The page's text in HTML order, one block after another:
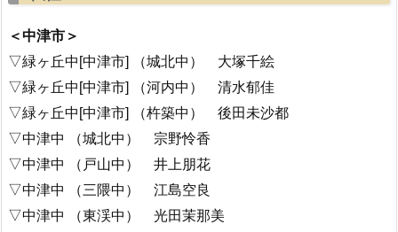
＜中津市＞
▽緑ヶ丘中[中津市] （城北中） 大塚千絵
▽緑ヶ丘中[中津市] （河内中） 清水郁佳
▽緑ヶ丘中[中津市] （杵築中） 後田未沙都
▽中津中 （城北中） 宗野怜香
▽中津中 （戸山中） 井上朋花
▽中津中 （三隈中） 江島空良
▽中津中 （東渓中） 光田茉那美